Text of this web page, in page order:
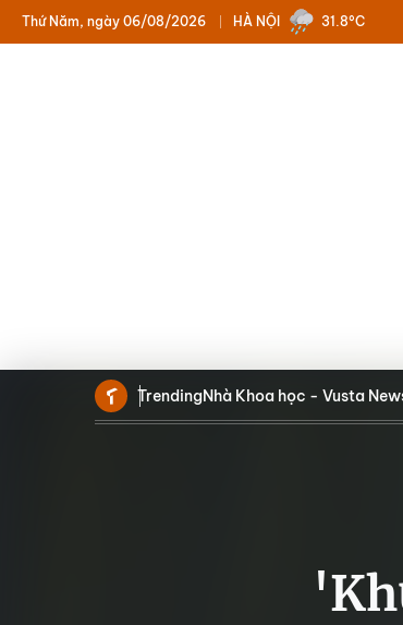
HÀ NỘI
Thứ Năm, ngày 06/08/2026 31.8°C
TrendingNhà Khoa học - Vusta